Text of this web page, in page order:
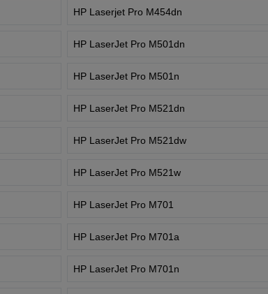
HP Laserjet Pro M454dn
HP LaserJet Pro M501dn
HP LaserJet Pro M501n
HP LaserJet Pro M521dn
HP LaserJet Pro M521dw
HP LaserJet Pro M521w
HP LaserJet Pro M701
HP LaserJet Pro M701a
HP LaserJet Pro M701n